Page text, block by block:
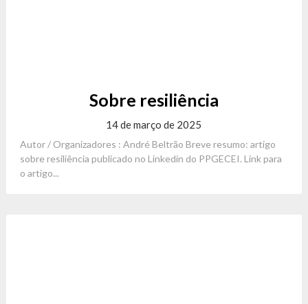
Sobre resiliência
14 de março de 2025
Autor / Organizadores : André Beltrão Breve resumo: artigo
sobre resiliência publicado no Linkedin do PPGECEI. Link para
o artigo...